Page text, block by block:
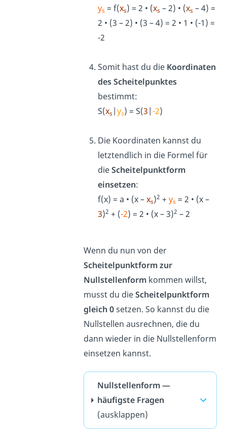
ys = f(xs) = 2 • (xs – 2) • (xs – 4) =
2 • (3 – 2) • (3 – 4) = 2 • 1 • (-1) =
-2
Somit hast du die Koordinaten
des Scheitelpunktes
bestimmt:
S(xs|ys) = S(3|-2)
Die Koordinaten kannst du
letztendlich in die Formel für
dieScheitelpunktform
einsetzen:
f(x) = a • (x –xs)2 + ys = 2 • (x –
3)2 + (-2) = 2 • (x – 3)2 – 2
Wenn du nun von der
Scheitelpunktform zur
Nullstellenform kommen willst,
musst du dieScheitelpunktform
gleich 0setzen. So kannst du die
Nullstellen ausrechnen, die du
dann wieder in die Nullstellenform
einsetzen kannst.
Nullstellenform —
häufigste Fragen
(ausklappen)